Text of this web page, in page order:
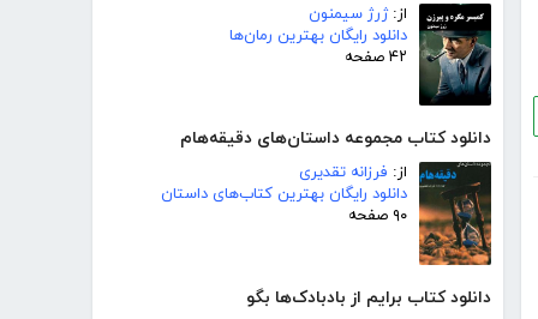
از:ژرژ سیمنون
دانلود رایگان بهترین رمان‌ها
۴۲ صفحه
دانلود کتاب مجموعه داستان‌های دقیقه‌هام
از: فرزانه تقدیری
دانلود رایگان بهترین کتاب‌های داستان
۹۰ صفحه
دانلود کتاب برایم از بادبادک‌ها بگو